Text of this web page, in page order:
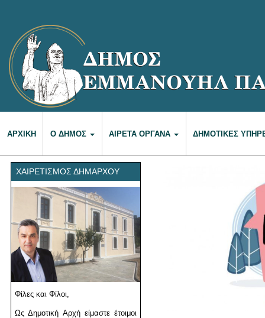
ΑΡΧΙΚΉ Ο ΔΉΜΟΣ ΑΙΡΕΤΆ ΌΡΓΑΝΑ ΔΗΜΟΤΙΚΈΣ
ΧΑΙΡΕΤΙΣΜΌΣ ΔΗΜΆΡΧΟΥ
Φίλες και Φίλοι,
Ως Δημοτική Αρχή είμαστε έτοιμοι